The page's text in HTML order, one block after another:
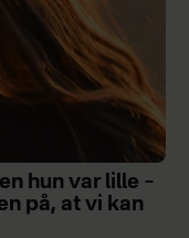
hun var lille –
på, at vi kan